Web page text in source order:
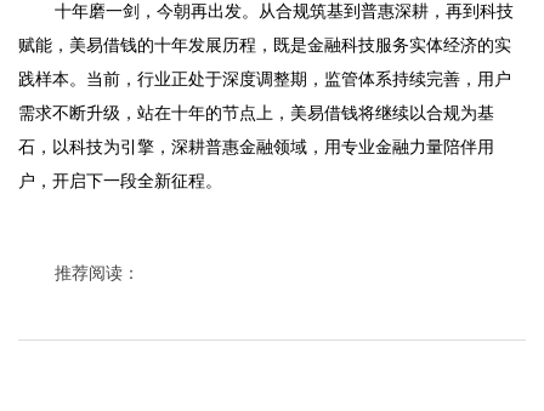
十年磨一剑，今朝再出发。从合规筑基到普惠深耕，再到科技
赋能，美易借钱的十年发展历程，既是金融科技服务实体经济的实
践样本。当前，行业正处于深度调整期，监管体系持续完善，用户
需求不断升级，站在十年的节点上，美易借钱将继续以合规为基
石，以科技为引擎，深耕普惠金融领域，用专业金融力量陪伴用
户，开启下一段全新征程。
推荐阅读：